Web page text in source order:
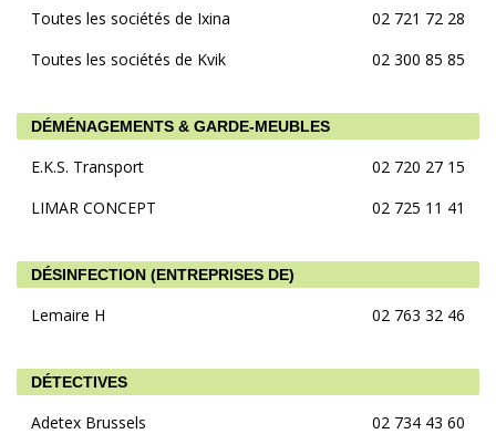
Toutes les sociétés de Ixina
02 721 72 28
Toutes les sociétés de Kvik
02 300 85 85
DÉMÉNAGEMENTS & GARDE-MEUBLES
E.K.S. Transport
02 720 27 15
LIMAR CONCEPT
02 725 11 41
DÉSINFECTION (ENTREPRISES DE)
Lemaire H 02 763 32 46
DÉTECTIVES
Adetex Brussels 02 734 43 60